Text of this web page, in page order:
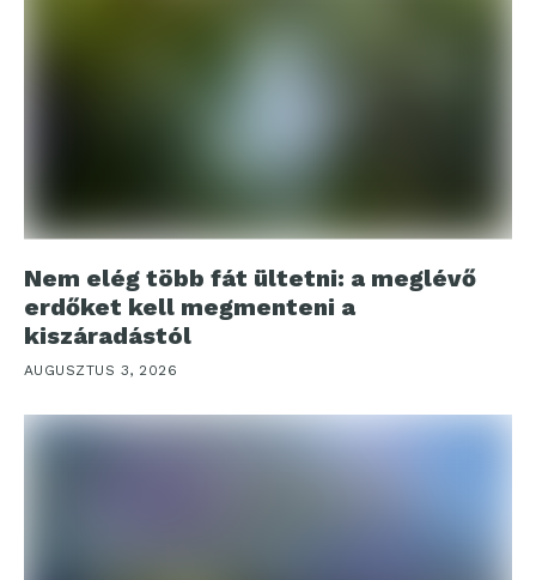
Nem elég több fát ültetni: a meglévő
erdőket kell megmenteni a
kiszáradástól
AUGUSZTUS 3, 2026